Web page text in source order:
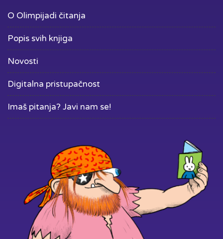
O Olimpijadi čitanja
Popis svih knjiga
Novosti
Digitalna pristupačnost
Imaš pitanja? Javi nam se!